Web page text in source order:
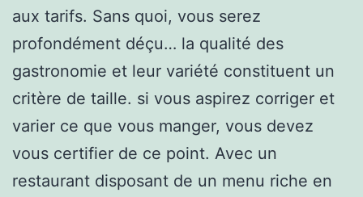
aux tarifs. Sans quoi, vous serez
profondément déçu… la qualité des
gastronomie et leur variété constituent un
critère de taille. si vous aspirez corriger et
varier ce que vous manger, vous devez
vous certifier de ce point. Avec un
restaurant disposant de un menu riche en